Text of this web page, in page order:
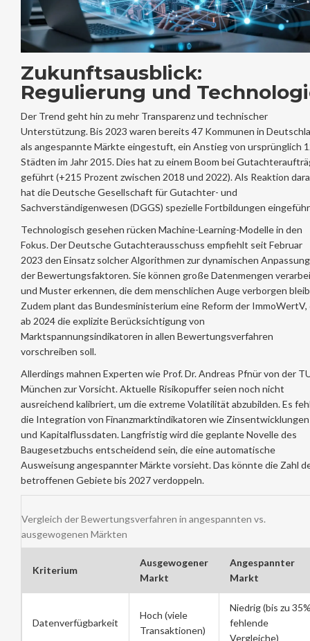
Zukunftsausblick:
Regulierung und
Der Trend geht hin zu mehr Transparenz und technischer
Unterstützung. Bis 2023 waren bereits 47 Kommunen in
als angespannte Märkte eingestuft, ein Anstieg von ursprünglich
Städten im Jahr 2015. Dies hat zu einem Boom bei
geführt (+215 Prozent zwischen 2018 und 2022). Als Reaktion
hat die Deutsche Gesellschaft für Gutachter- und
Sachverständigenwesen (DGGS) spezielle Fortbildungen
Technologisch gesehen rücken Machine-Learning-Modelle in den
Fokus. Der Deutsche Gutachterausschuss empfiehlt seit Februar
2023 den Einsatz solcher Algorithmen zur dynamischen Anpassung
der Bewertungsfaktoren. Sie können große Datenmengen
und Muster erkennen, die dem menschlichen Auge verborgen
Zudem plant das Bundesministerium eine Reform der ImmoWertV,
ab 2024 die explizite Berücksichtigung von
Marktspannungsindikatoren in allen Bewertungsverfahren
vorschreiben soll.
Allerdings mahnen Experten wie Prof. Dr. Andreas Pfnür von der
München zur Vorsicht. Aktuelle Risikopuffer seien noch nicht
ausreichend kalibriert, um die extreme Volatilität abzubilden. Es
die Integration von Finanzmarktindikatoren wie Zinsentwicklungen
und Kapitalflussdaten. Langfristig wird die geplante Novelle des
Baugesetzbuchs entscheidend sein, die eine automatische
Ausweisung angespannter Märkte vorsieht. Das könnte die Zahl
betroffenen Gebiete bis 2027 verdoppeln.
Vergleich der Bewertungsverfahren in angespannten vs.
ausgewogenen Märkten
Kriterium
Ausgewogener
Markt
Angespannter
Markt
Datenverfügbarkeit
Hoch (viele
Transaktionen)
Niedrig (bis zu
fehlende
Vergleiche)